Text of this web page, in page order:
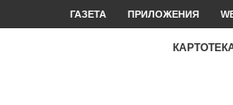
ГАЗЕТА ПРИЛОЖЕНИЯ